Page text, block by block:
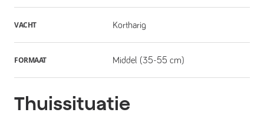
VACHT Kortharig
FORMAAT Middel (35-55 cm)
Thuissituatie